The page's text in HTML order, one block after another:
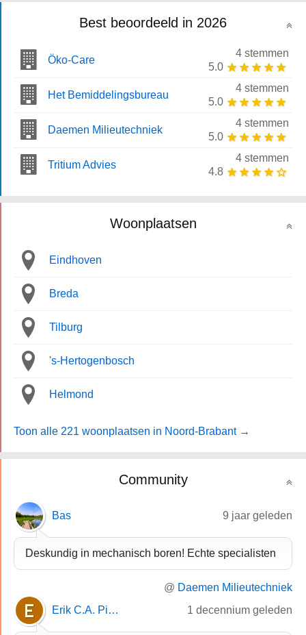
Best beoordeeld in 2026
Öko-Care
4 stemmen
5.0
Het Bemiddelingsbureau
4 stemmen
5.0
Daemen Milieutechniek
4 stemmen
5.0
Tritium Advies
4 stemmen
4.8
Woonplaatsen
Eindhoven
Breda
Tilburg
's-Hertogenbosch
Helmond
Toon alle 221 woonplaatsen in Noord-Brabant →
Community
Bas 9 jaar geleden
Deskundig in mechanisch boren! Echte specialisten
@ Daemen Milieutechniek
Erik C.A. Pierot
1 decennium geleden